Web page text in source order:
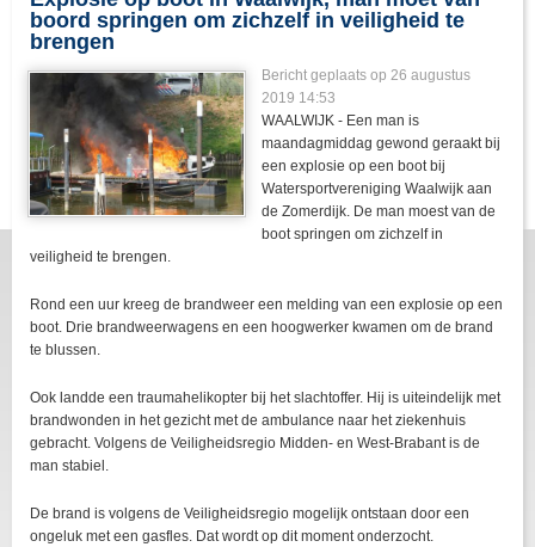
boord springen om zichzelf in veiligheid te
brengen
Bericht geplaats op 26 augustus
2019 14:53
WAALWIJK - Een man is
maandagmiddag gewond geraakt bij
een explosie op een boot bij
Watersportvereniging Waalwijk aan
de Zomerdijk. De man moest van de
boot springen om zichzelf in
veiligheid te brengen.
Rond een uur kreeg de brandweer een melding van een explosie op een
boot. Drie brandweerwagens en een hoogwerker kwamen om de brand
te blussen.
Ook landde een traumahelikopter bij het slachtoffer. Hij is uiteindelijk met
brandwonden in het gezicht met de ambulance naar het ziekenhuis
gebracht. Volgens de Veiligheidsregio Midden- en West-Brabant is de
man stabiel.
De brand is volgens de Veiligheidsregio mogelijk ontstaan door een
ongeluk met een gasfles. Dat wordt op dit moment onderzocht.